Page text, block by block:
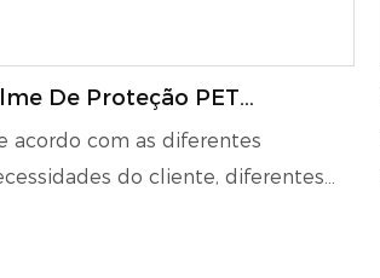
De Proteção PET
acordo com as diferentes
do cliente, diferentes